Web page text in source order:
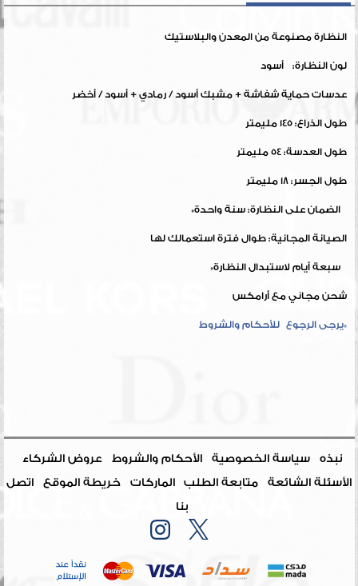
النظارة مصنوعة من المعدن والبلاستيك
لون النظارة: أسود
عدسات حماية شفاشة + مشبك أسود / رمادي + أسود / أخضر
طول الذراع: 145 مليمتر
طول العدسة: 54 مليمتر
طول الجسر: 18 مليمتر
الضمان على النظارة: سنة واحدة*
الصيانة المجانية: طوال فترة استعمالك لها
سبعة أيام لاستبدال النظارة*
شحن مجاني مع أرامكس
*يرجى الرجوع للأحكام والشروط
نبذه سياسة الخصوصية الأحكام والشروط
عروض الشركاء
الأسئلة الشائعة
متابعة الطلب الماركات خريطة الموقع
اتصل
بنا